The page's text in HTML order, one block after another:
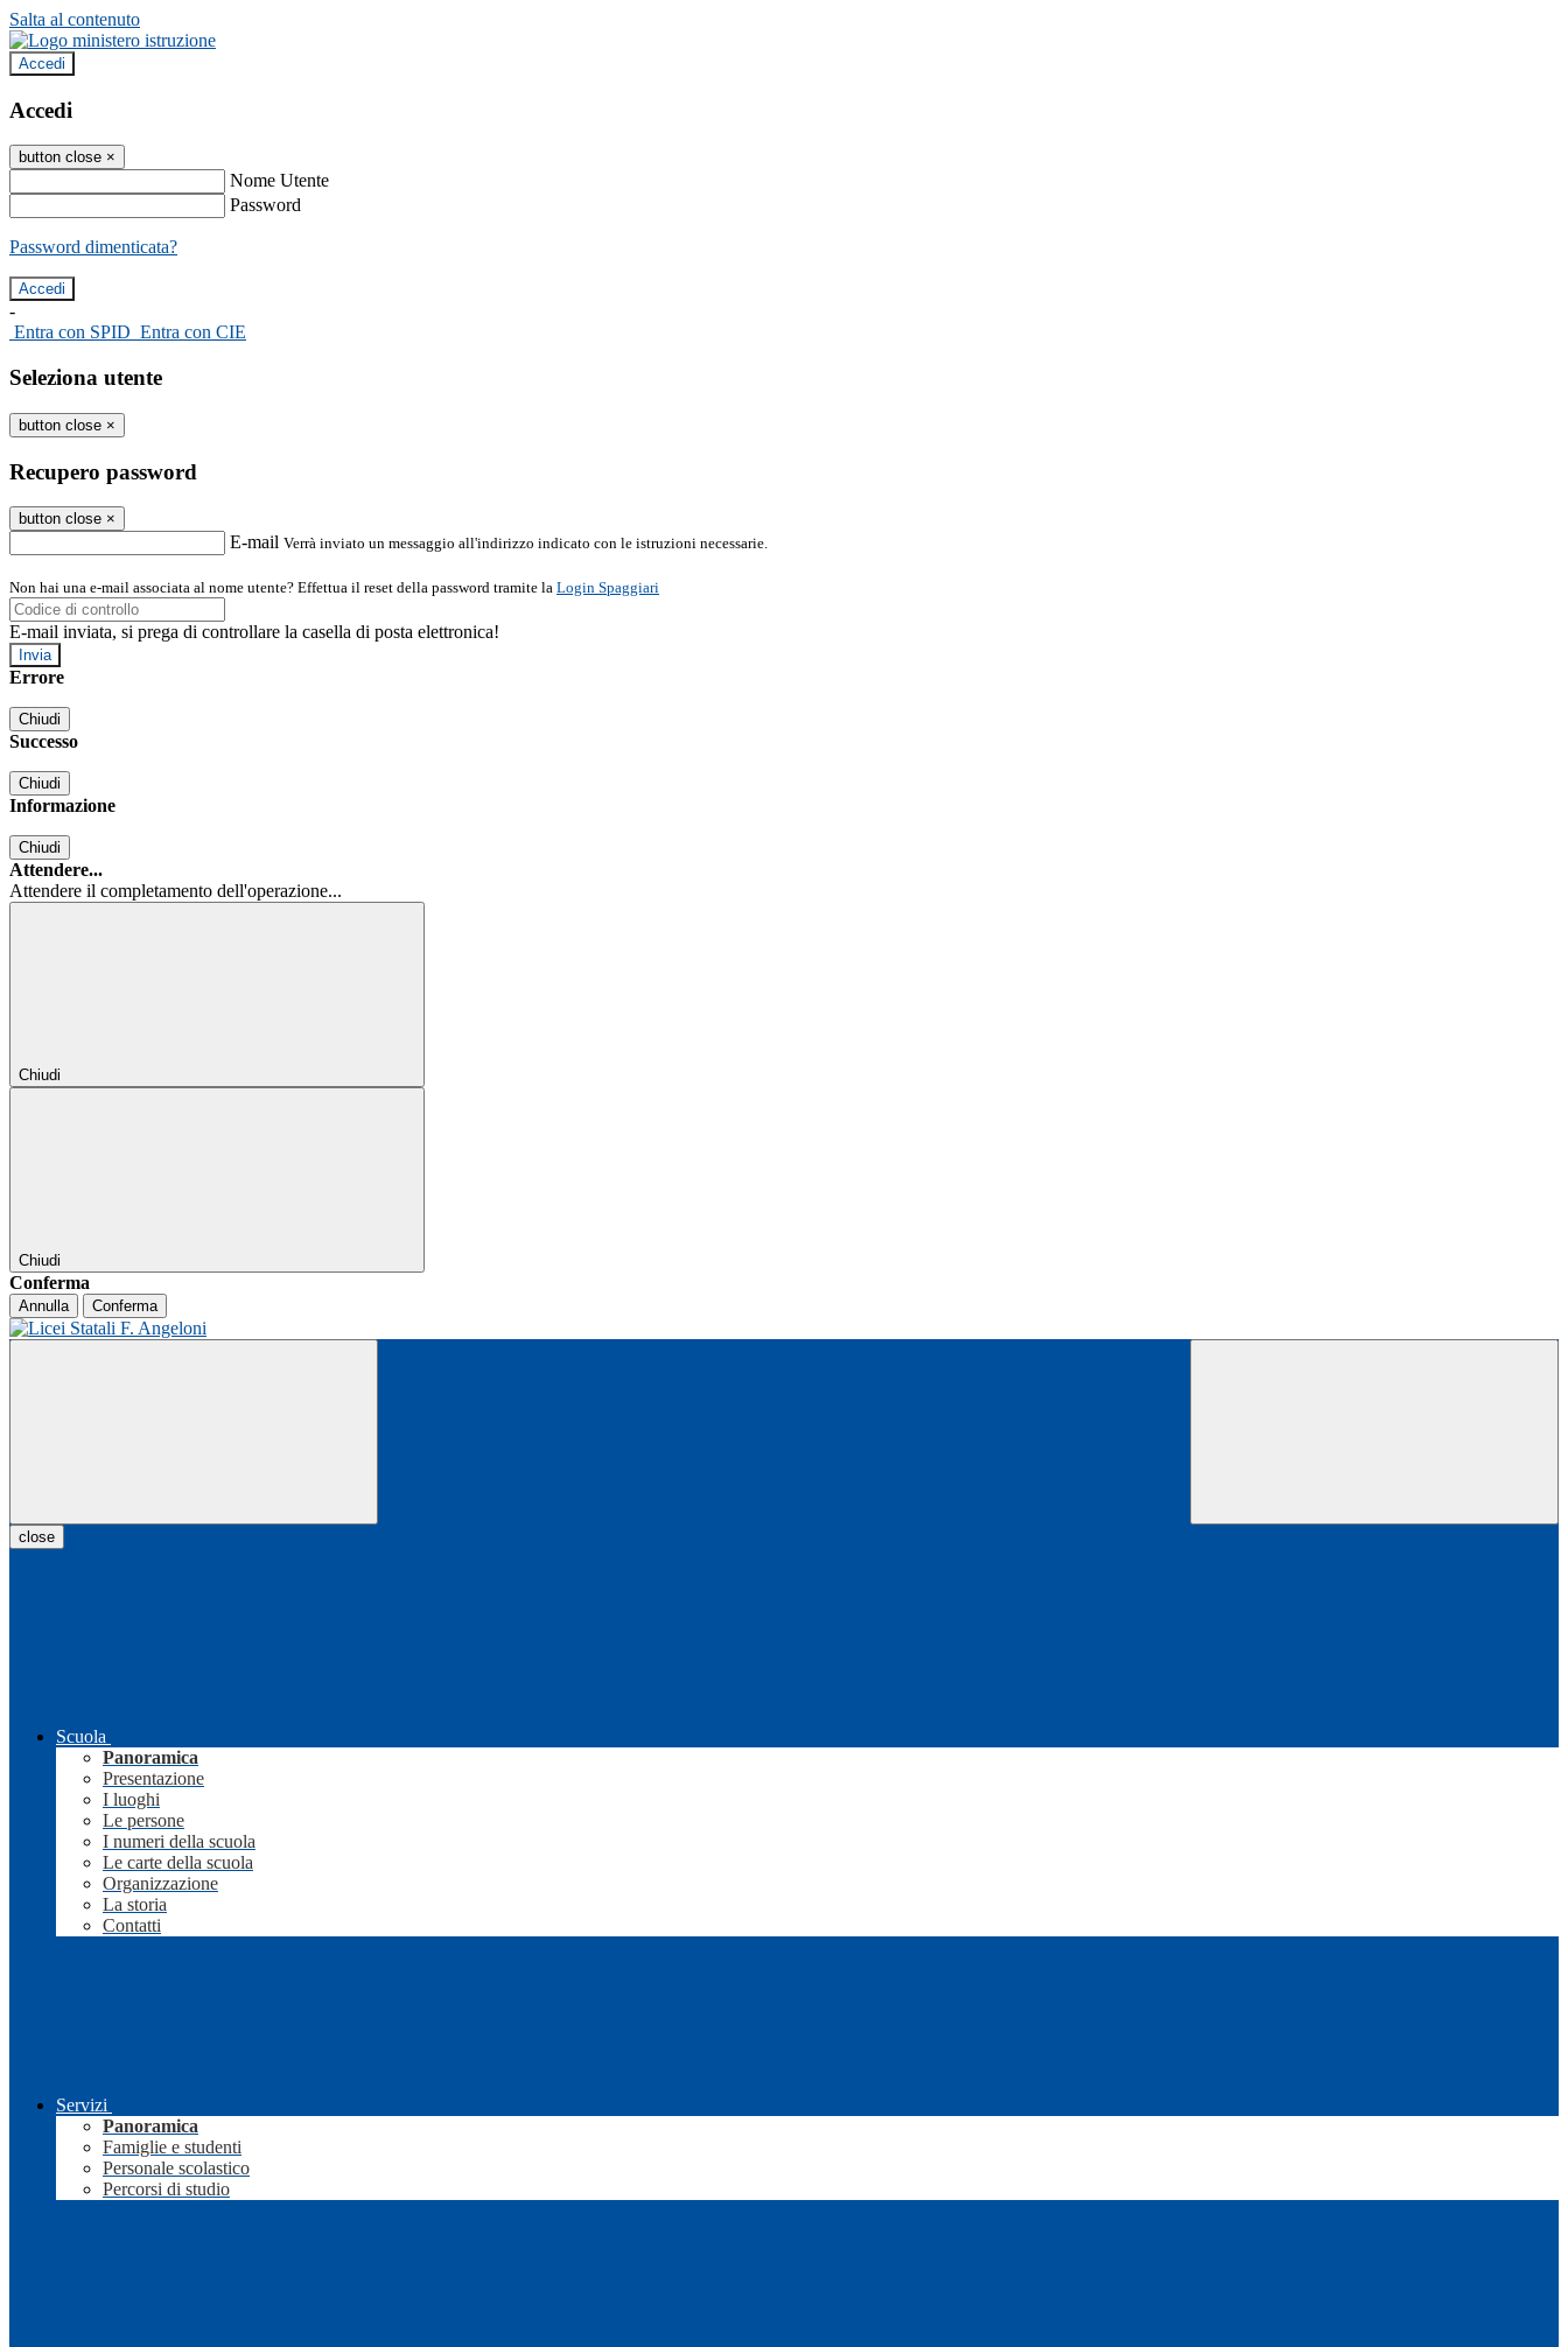
Salta al contenuto
Accedi
Accedi
button close ×
Nome Utente
Password
Password dimenticata?
-
Entra con SPID Entra con CIE
Seleziona utente
button close ×
Recupero password
button close ×
E-mail Verrà inviato un messaggio all'indirizzo indicato con le istruzioni necessarie.
Non hai una e-mail associata al nome utente? Effettua il reset della password tramite la Login Spaggiari
E-mail inviata, si prega di controllare la casella di posta elettronica!
Errore
Chiudi
Successo
Chiudi
Informazione
Chiudi
Attendere...
Attendere il completamento dell'operazione...
Chiudi
Chiudi
Conferma
Annulla Conferma
close
Scuola
Panoramica
Presentazione
I luoghi
Le persone
I numeri della scuola
Le carte della scuola
Organizzazione
La storia
Contatti
Servizi
Panoramica
Famiglie e studenti
Personale scolastico
Percorsi di studio